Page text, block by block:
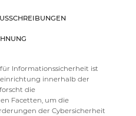
Informationssicherheit ist
innerhalb der
die
Facetten, um die
der Cybersicherheit